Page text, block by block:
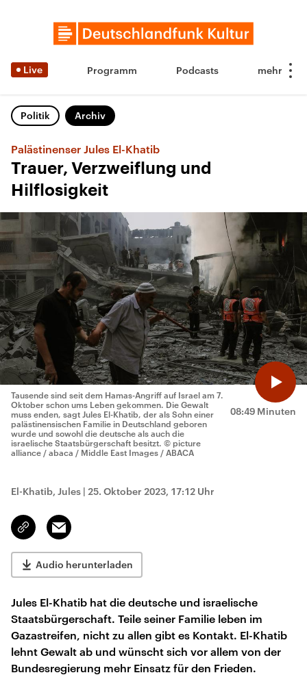
Live Programm Podcasts
Politik Archiv
Palästinenser Jules El-Khatib
Trauer, Verzweiflung und
Hilflosigkeit
08:49 Minuten
Tausende sind seit dem Hamas-Angriff auf Israel am 7.
Oktober schon ums Leben gekommen. Die Gewalt
muss enden, sagt Jules El-Khatib, der als Sohn einer
palästinensischen Familie in Deutschland geboren
wurde und sowohl die deutsche als auch die
israelische Staatsbürgerschaft besitzt. © picture
alliance / abaca / Middle East Images / ABACA
El-Khatib, Jules | 25. Oktober 2023, 17:12 Uhr
Link
kopieren/teilen
Email
Audio herunterladen
Jules El-Khatib hat die deutsche und israelische
Staatsbürgerschaft. Teile seiner Familie leben im
Gazastreifen, nicht zu allen gibt es Kontakt. El-Khatib
lehnt Gewalt ab und wünscht sich vor allem von der
Bundesregierung mehr Einsatz für den Frieden.